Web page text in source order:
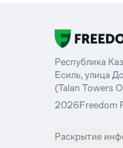
Республика
Есиль, улица
(Talan Towers
2026Freedom
Раскрытие